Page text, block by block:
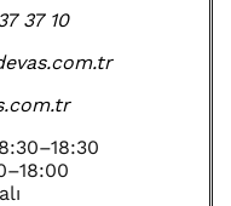
37 10